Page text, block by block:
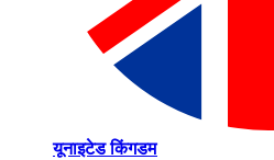
यूनाइटेड किंगडम​​